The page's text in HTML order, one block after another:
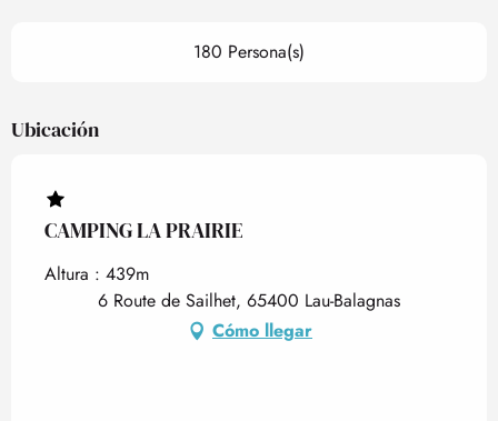
180 Persona(s)
Ubicación
CAMPING LA PRAIRIE
Altura : 439m
6 Route de Sailhet, 65400 Lau-Balagnas
Cómo llegar